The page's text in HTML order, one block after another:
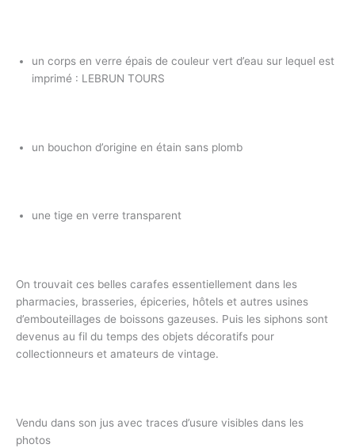
un corps en verre épais de couleur vert d’eau sur lequel est
imprimé : LEBRUN TOURS
un bouchon d’origine en étain sans plomb
une tige en verre transparent
On trouvait ces belles carafes essentiellement dans les
pharmacies, brasseries, épiceries, hôtels et autres usines
d’embouteillages de boissons gazeuses. Puis les siphons sont
devenus au fil du temps des objets décoratifs pour
collectionneurs et amateurs de vintage.
Vendu dans son jus avec traces d’usure visibles dans les
photos